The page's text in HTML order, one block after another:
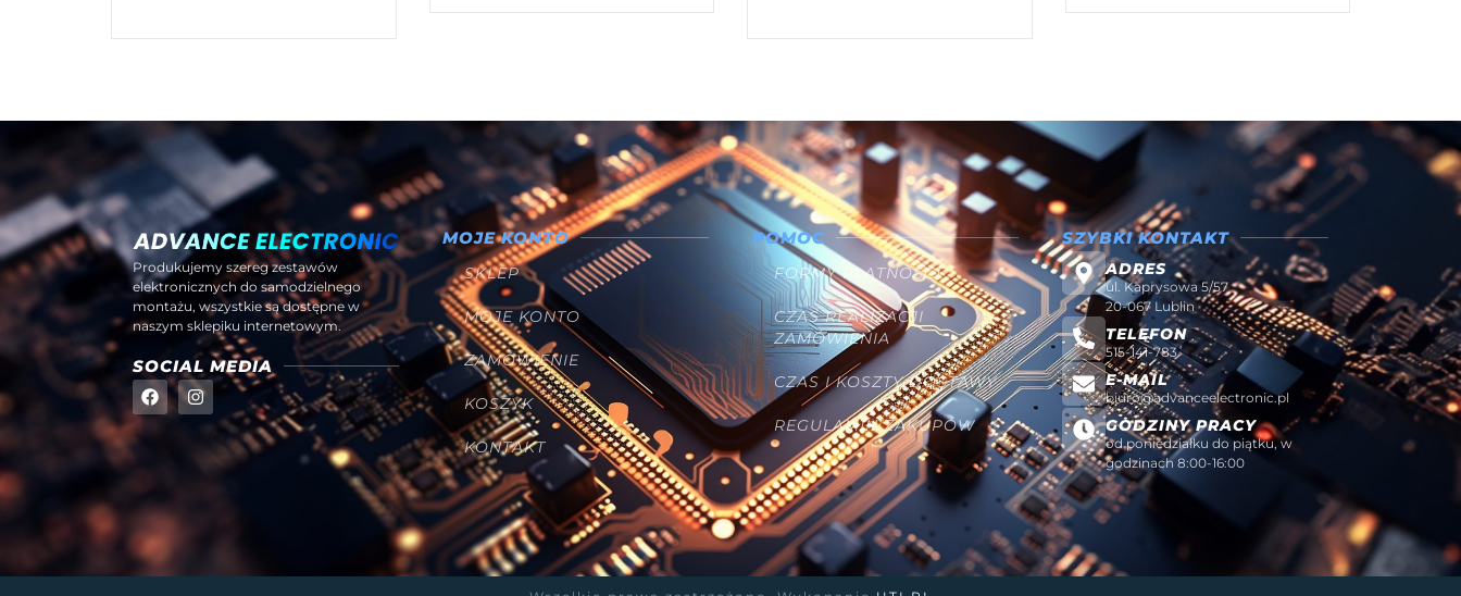
Produkujemy szereg zestawów
elektronicznych do samodzielnego
montażu, wszystkie są dostępne w
naszym sklepiku internetowym.
SOCIAL MEDIA
MOJE KONTO
SKLEP
MOJE KONTO
ZAMÓWIENIE
KOSZYK
KONTAKT
POMOC
FORMY PŁATNOŚCI
CZAS REALIZACJI
ZAMÓWIENIA
CZAS I KOSZTY DOSTAWY
REGULAMIN ZAKUPÓW
SZYBKI KONTAKT
ADRES
ul. Kaprysowa 5/57
20-067 Lublin
TELEFON
515-141-783
E-MAIL
biuro@advanceelectronic.pl
GODZINY PRACY
od poniedziałku do piątku, w
godzinach 8:00-16:00